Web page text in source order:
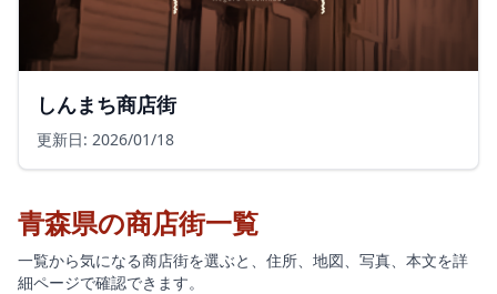
しんまち商店街
更新日: 2026/01/18
青森県の商店街一覧
一覧から気になる商店街を選ぶと、住所、地図、写真、本文を詳
細ページで確認できます。